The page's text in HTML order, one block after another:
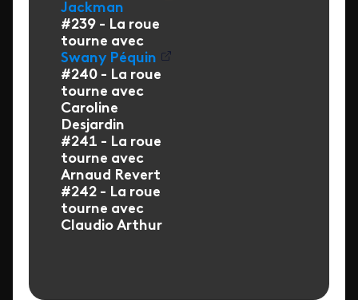
Jackman
#239 - La roue
tourne avec
Swany Péquin
#240 - La roue
tourne avec
Caroline
Desjardin
#241 - La roue
tourne avec
Arnaud Revert
#242 - La roue
tourne avec
Claudio Arthur